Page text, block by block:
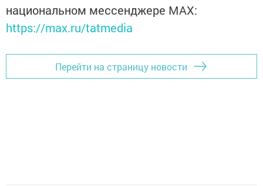
национальном мессенджере MАХ:
https://max.ru/tatmedia
Перейти на страницу новости